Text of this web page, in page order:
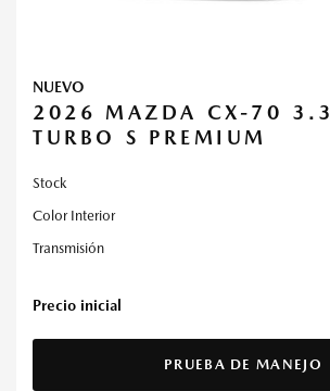
NUEVO
2026 MAZDA CX-70 3.3
TURBO S PREMIUM
Stock
Color Interior
Transmisión
Precio inicial
PRUEBA DE MANEJO